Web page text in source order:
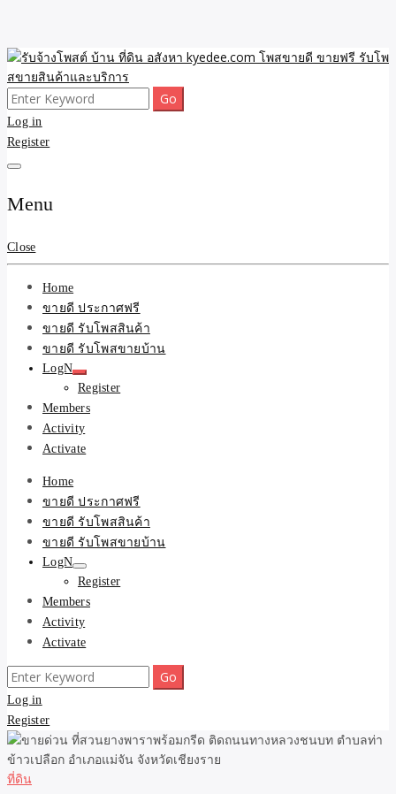
Skip
to
content
รับจ้างโพสต์ บ้าน ที่ดิน
อสังหา kyedee.com โพส
ขายดี ขายฟรี รับโพสขาย
สินค้าและบริการ
ขายดี โพสประกาศขายสินค้าฟรี บ้าน ที่ดิน อสังหา รับโพสต์ประกาศขาย
ของ รับรองผล ดีที่สุดถูกที่สุด ติดหน้าแรกกูเกืล
Search
for:
Log in
Register
Menu
Close
Home
ขายดี ประกาศฟรี
ขายดี รับโพสสินค้า
ขายดี รับโพสขายบ้าน
LogN
Register
Members
Activity
Activate
Home
ขายดี ประกาศฟรี
ขายดี รับโพสสินค้า
ขายดี รับโพสขายบ้าน
LogN
Register
Members
Activity
Activate
Search
for:
Log in
Register
ที่ดิน